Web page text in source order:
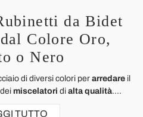
da Bidet
Colore Oro,
o Nero
di diversi colori per arredare il
dei miscelatori di alta qualità....
TUTTO